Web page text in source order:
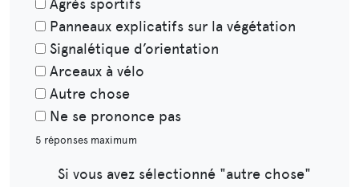
Agrès sportifs
Panneaux explicatifs sur la végétation
Signalétique d’orientation
Arceaux à vélo
Autre chose
Ne se prononce pas
5 réponses maximum
Si vous avez sélectionné "autre chose"